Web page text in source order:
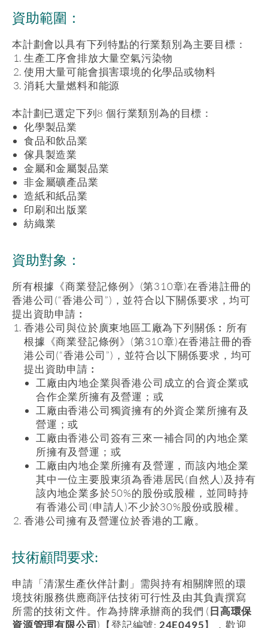
資助範圍：
本計劃會以具有下列特點的行業類別為主要目標：
生產工序會排放大量空氣污染物
使用大量可能會損害環境的化學品或物料
消耗大量燃料和能源
本計劃已選定下列8 個行業類別為的目標：
化學製品業
食品和飲品業
傢具製造業
金屬和金屬製品業
非金屬礦產品業
造紙和紙品業
印刷和出版業
紡織業
資助對象：
所有根據《商業登記條例》(第310章)在香港註冊的
香港公司(“香港公司”)，並符合以下關係要求，均可
提出資助申請︰
香港公司與位於廣東地區工廠為下列關係︰所有
根據《商業登記條例》(第310章)在香港註冊的香
港公司(“香港公司”)，並符合以下關係要求，均可
提出資助申請︰
工廠由內地企業與香港公司成立的合資企業或
合作企業所擁有及營運；或
工廠由香港公司獨資擁有的外資企業所擁有及
營運；或
工廠由香港公司簽有三來一補合同的內地企業
所擁有及營運；或
工廠由內地企業所擁有及營運，而該內地企業
其中一位主要股東須為香港居民(自然人)及持有
該內地企業多於50%的股份或股權，並同時持
有香港公司(申請人)不少於30%股份或股權。
香港公司擁有及營運位於香港的工廠。
技術顧問要求:
申請「清潔生產伙伴計劃」需與持有相關牌照的環
境技術服務供應商評估技術可行性及由其負責撰寫
所需的技術文件。作為持牌承辦商的我們 ( 日高環保
資源管理有限公司 )【登記編號: 24E0495】，歡迎